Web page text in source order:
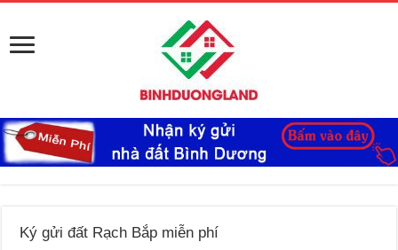
Ký gửi đất Rạch Bắp miễn phí